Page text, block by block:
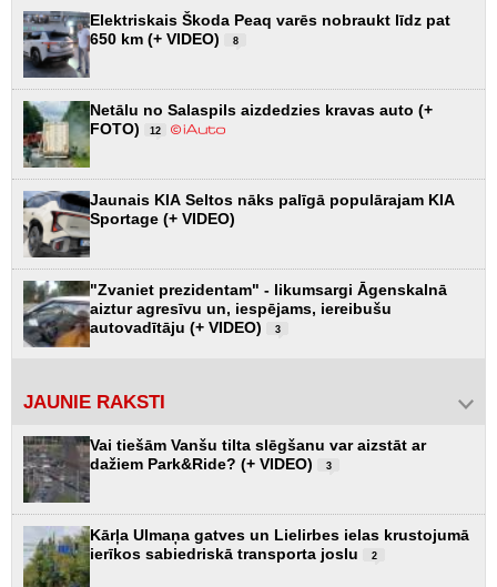
Elektriskais Škoda Peaq varēs nobraukt līdz pat
650 km (+ VIDEO)
8
Netālu no Salaspils aizdedzies kravas auto (+
FOTO)
12
Jaunais KIA Seltos nāks palīgā populārajam KIA
Sportage (+ VIDEO)
"Zvaniet prezidentam" - likumsargi Āgenskalnā
aiztur agresīvu un, iespējams, iereibušu
autovadītāju (+ VIDEO)
3
JAUNIE RAKSTI
Vai tiešām Vanšu tilta slēgšanu var aizstāt ar
dažiem Park&Ride? (+ VIDEO)
3
Kārļa Ulmaņa gatves un Lielirbes ielas krustojumā
ierīkos sabiedriskā transporta joslu
2